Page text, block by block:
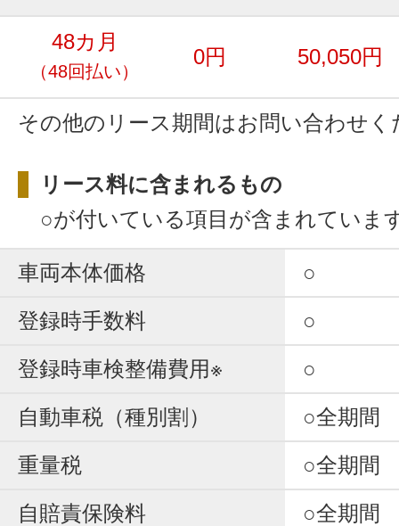
48カ月
（48回払い）
0円 50,050円
その他のリース期間はお問い合わせく
リース料に含まれるもの
○が付いている項目が含まれていま
車両本体価格
○
登録時手数料
○
登録時車検整備費用※
○
自動車税（種別割）
○全期間
重量税
○全期間
自賠責保険料
○全期間